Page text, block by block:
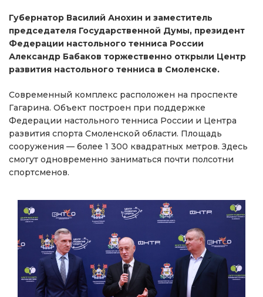
Губернатор Василий Анохин и заместитель
председателя Государственной Думы, президент
Федерации настольного тенниса России
Александр Бабаков торжественно открыли Центр
развития настольного тенниса в Смоленске.
Современный комплекс расположен на проспекте
Гагарина. Объект построен при поддержке
Федерации настольного тенниса России и Центра
развития спорта Смоленской области. Площадь
сооружения — более 1 300 квадратных метров. Здесь
смогут одновременно заниматься почти полсотни
спортсменов.